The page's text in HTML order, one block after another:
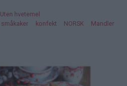
Uten hvetemel
småkaker konfekt NORSK
Mandler